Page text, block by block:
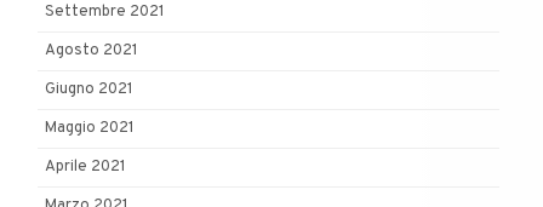
Settembre 2021
Agosto 2021
Giugno 2021
Maggio 2021
Aprile 2021